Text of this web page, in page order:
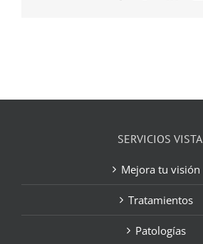
SERVICIOS VISTA
Mejora tu visión
Tratamientos
Patologías